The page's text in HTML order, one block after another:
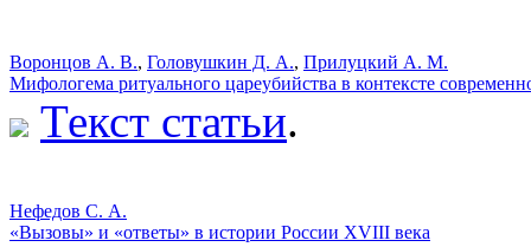
Воронцов А. В., Головушкин Д. А., Прилуцкий А. М.
Мифологема ритуального цареубийства в контексте
Текст статьи.
Нефедов С. А.
«Вызовы» и «ответы» в истории России XVIII века